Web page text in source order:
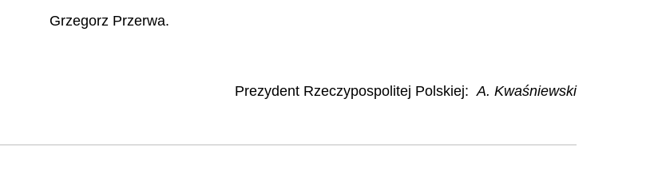
Grzegorz Przerwa.
Prezydent Rzeczypospolitej Polskiej: A. Kwaśniewski